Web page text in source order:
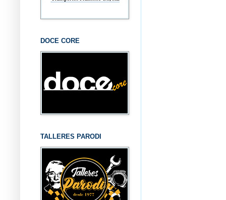
DOCE CORE
TALLERES PARODI